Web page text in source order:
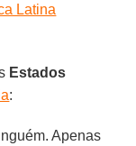
Latina
Estados
:
Apenas